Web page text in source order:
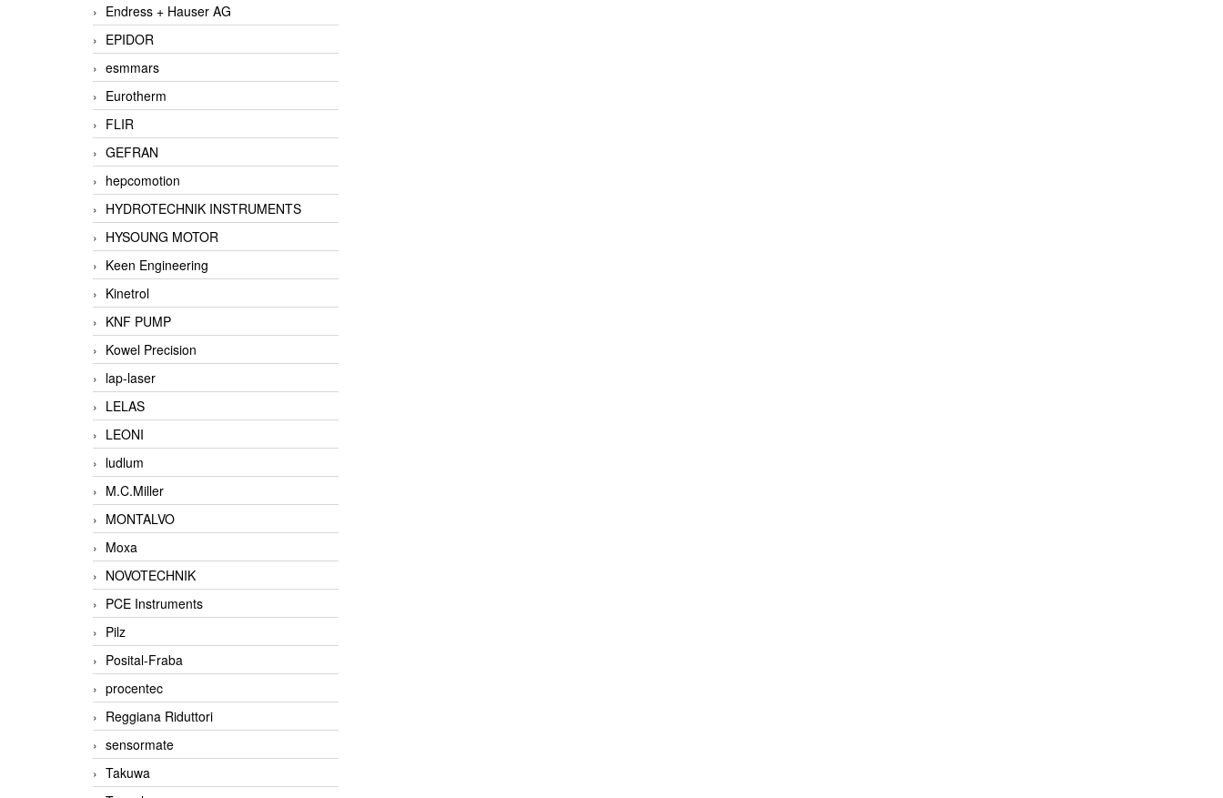
Endress + Hauser AG
EPIDOR
esmmars
Eurotherm
FLIR
GEFRAN
hepcomotion
HYDROTECHNIK INSTRUMENTS
HYSOUNG MOTOR
Keen Engineering
Kinetrol
KNF PUMP
Kowel Precision
lap-laser
LELAS
LEONI
ludlum
M.C.Miller
MONTALVO
Moxa
NOVOTECHNIK
PCE Instruments
Pilz
Posital-Fraba
procentec
Reggiana Riduttori
sensormate
Takuwa